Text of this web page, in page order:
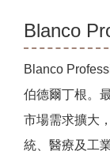
Blanco
Blanco
伯德爾丁根。
市場需求擴大
統、醫療及工